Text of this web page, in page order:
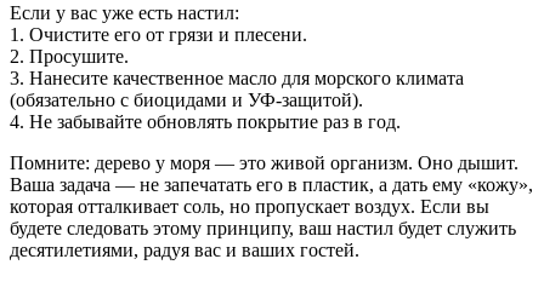
Если у вас уже есть настил:
1. Очистите его от грязи и плесени.
2. Просушите.
3. Нанесите качественное масло для морского климата
(обязательно с биоцидами и УФ-защитой).
4. Не забывайте обновлять покрытие раз в год.
Помните: дерево у моря — это живой организм. Оно дышит.
Ваша задача — не запечатать его в пластик, а дать ему «кожу»,
которая отталкивает соль, но пропускает воздух. Если вы
будете следовать этому принципу, ваш настил будет служить
десятилетиями, радуя вас и ваших гостей.